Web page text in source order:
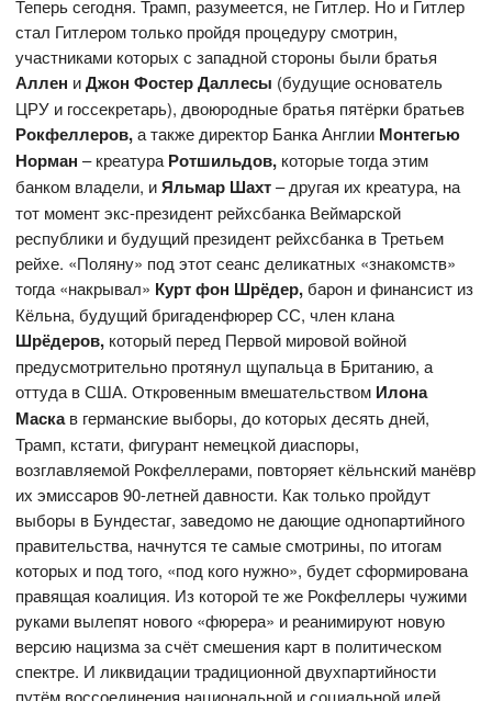
Теперь сегодня. Трамп, разумеется, не Гитлер. Но и Гитлер
стал Гитлером только пройдя процедуру смотрин,
участниками которых с западной стороны были братья
Аллен иДжон Фостер Даллесы (будущие основатель
ЦРУ и госсекретарь), двоюродные братья пятёрки братьев
Рокфеллеров,а также директор Банка Англии Монтегью
Норман – креатура Ротшильдов, которые тогда этим
банком владели, иЯльмар Шахт– другая их креатура, на
тот момент экс-президент рейхсбанка Веймарской
республики и будущий президент рейхсбанка в Третьем
рейхе. «Поляну» под этот сеанс деликатных «знакомств»
тогда «накрывал» Курт фон Шрёдер,барон и финансист из
Кёльна, будущий бригаденфюрер СС, член клана
Шрёдеров, который перед Первой мировой войной
предусмотрительно протянул щупальца в Британию, а
оттуда в США. Откровенным вмешательством Илона
Маскав германские выборы, до которых десять дней,
Трамп, кстати, фигурант немецкой диаспоры,
возглавляемой Рокфеллерами, повторяет кёльнский манёвр
их эмиссаров 90-летней давности. Как только пройдут
выборы в Бундестаг, заведомо не дающие однопартийного
правительства, начнутся те самые смотрины, по итогам
которых и под того, «под кого нужно», будет сформирована
правящая коалиция. Из которой те же Рокфеллеры чужими
руками вылепят нового «фюрера» и реанимируют новую
версию нацизма за счёт смешения карт в политическом
спектре. И ликвидации традиционной двухпартийности
путём воссоединения национальной и социальной идей,